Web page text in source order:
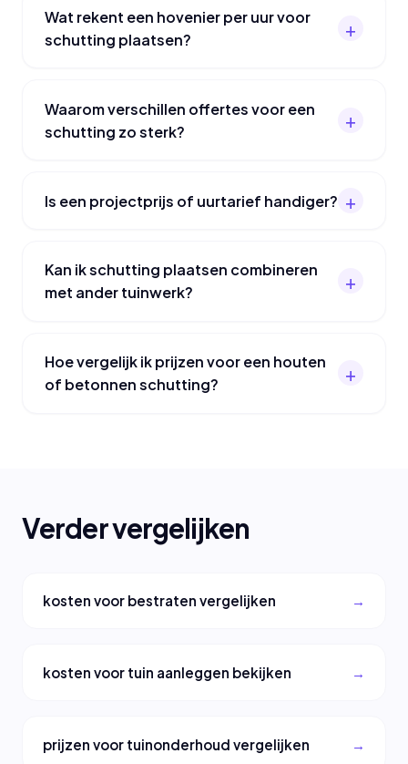
Wat rekent een hovenier per uur voor
schutting plaatsen?
Waarom verschillen offertes voor een
schutting zo sterk?
Is een projectprijs of uurtarief handiger?
Kan ik schutting plaatsen combineren
met ander tuinwerk?
Hoe vergelijk ik prijzen voor een houten
of betonnen schutting?
Verder vergelijken
kosten voor bestraten vergelijken
kosten voor tuin aanleggen bekijken
prijzen voor tuinonderhoud vergelijken